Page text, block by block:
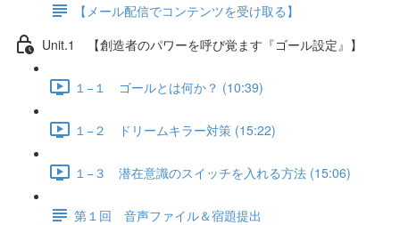
【メール配信でコンテンツを受け取る】
Unit.1 【創造者のパワーを呼び覚ます『ゴール設定』】
１−１ ゴールとは何か？ (10:39)
１−２ ドリームキラー対策 (15:22)
１−３ 潜在意識のスイッチを入れる方法 (15:06)
第１回 音声ファイル＆宿題提出